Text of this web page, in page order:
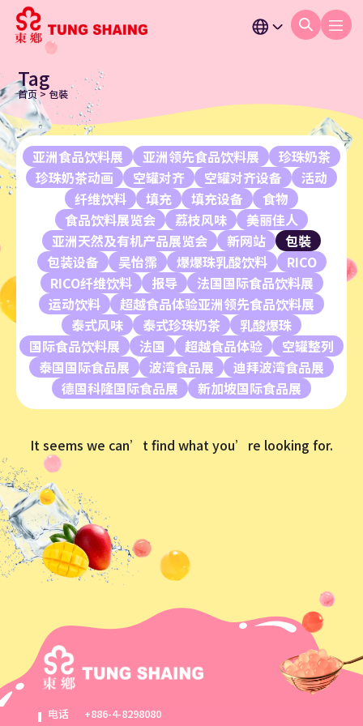
Tag
首页>包裝
亚洲食品饮料展 亚洲领先食品饮料展
珍珠奶茶
珍珠奶茶动画
空罐对齐 空罐对齐设备
活动
纤维饮料
填充 填充设备
食物
食品饮料展览会
荔枝风味
美丽佳人
亚洲天然及有机产品展览会
新网站
包裝
包装设备
吴怡霈 爆爆珠乳酸饮料
RICO
RICO纤维饮料
报导
法国国际食品饮料展
运动饮料
超越食品体验亚洲领先食品饮料展
泰式风味
泰式珍珠奶茶
乳酸爆珠
国际食品饮料展
法国 超越食品体验
空罐整列
泰国国际食品展
波湾食品展
迪拜波湾食品展
德国科隆国际食品展
新加坡国际食品展
It seems we can’t find what you’re looking for.
电话
+886-4-8298080